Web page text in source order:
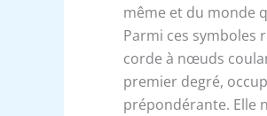
même et du monde
Parmi ces symboles
corde à nœuds
premier degré,
prépondérante. Elle